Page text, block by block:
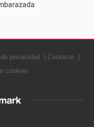
privacidad
Contacto
cookies